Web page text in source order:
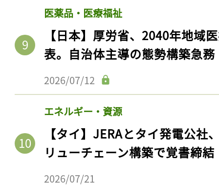
医薬品・医療福祉
【日本】厚労省、2040年地域
表。自治体主導の態勢構築急務
2026/07/12
エネルギー・資源
【タイ】JERAとタイ発電公社
リューチェーン構築で覚書締結
2026/07/21